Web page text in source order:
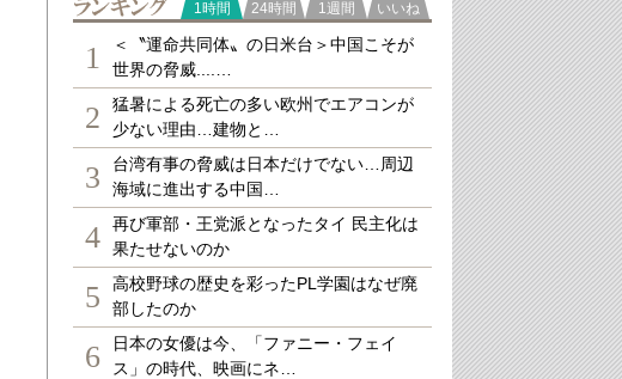
ランキング
1時間 24時間 1週間 いいね
1
＜〝運命共同体〟の日米台＞中国こそが
世界の脅威....…
2
猛暑による死亡の多い欧州でエアコンが
少ない理由…建物と…
3
台湾有事の脅威は日本だけでない…周辺
海域に進出する中国…
4
再び軍部・王党派となったタイ 民主化は
果たせないのか
5
高校野球の歴史を彩ったPL学園はなぜ廃
部したのか
6
日本の女優は今、「ファニー・フェイ
ス」の時代、映画にネ…